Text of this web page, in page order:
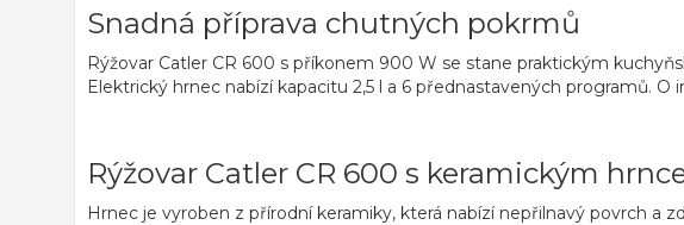
Snadná příprava chutných pokrmů
Rýžovar Catler CR 600 s příkonem 900 W se stane praktickým
Elektrický hrnec nabízí kapacitu 2,5 l a 6 přednastavených programů. O
Rýžovar Catler CR 600 s keramickým
Hrnec je vyroben z přírodní keramiky, která nabízí nepřilnavý povrch a